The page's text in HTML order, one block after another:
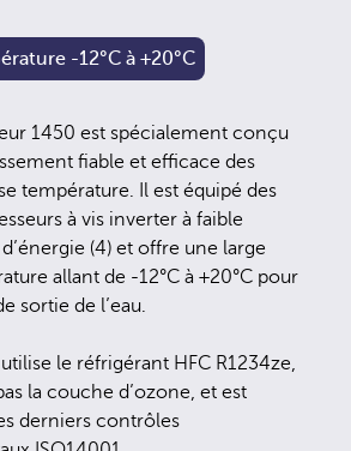
-12°C à +20°C
1450 est spécialement conçu
fiable et efficace des
température. Il est équipé des
à vis inverter à faible
(4) et offre une large
allant de -12°C à +20°C pour
sortie de l’eau.
le réfrigérant HFC R1234ze,
la couche d’ozone, et est
derniers contrôles